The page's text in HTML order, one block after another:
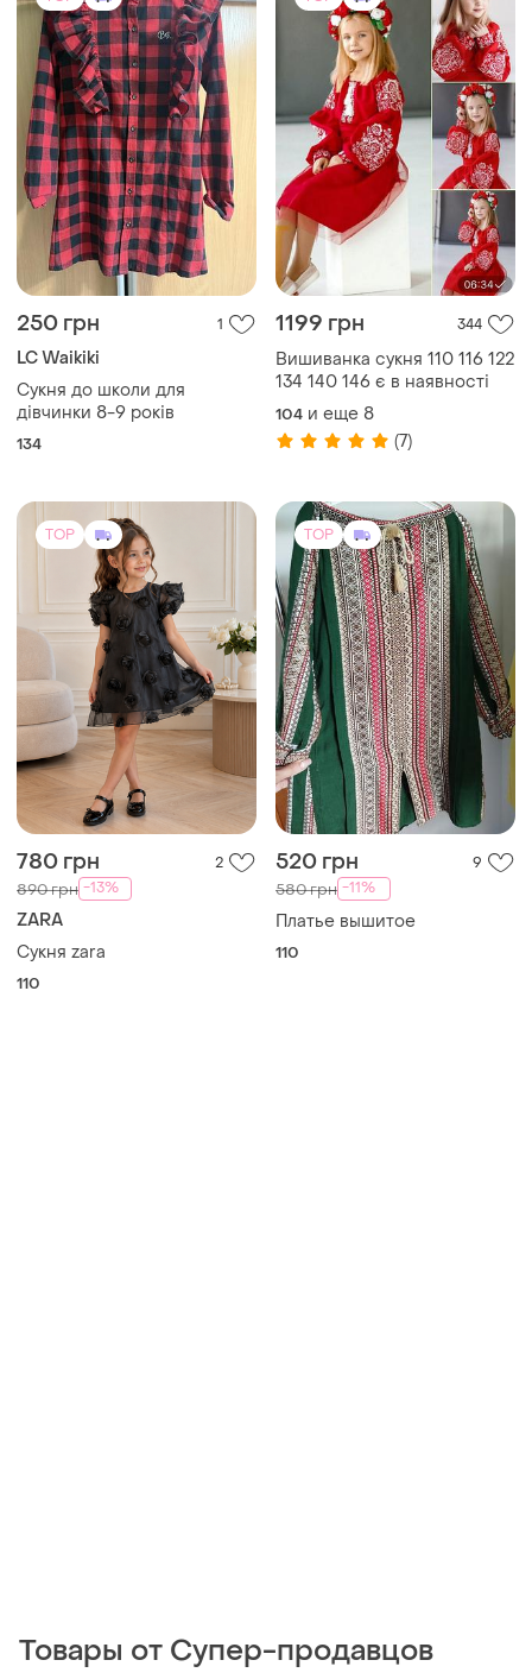
250 грн 1
LC Waikiki
Сукня до школи для
дівчинки 8-9 років
134
1199 грн 344
Вишиванка сукня 110 116 122
134 140 146 є в наявності
104 и еще 8
(7)
TOP
780 грн 2
890 грн -13%
ZARA
Сукня zara
110
TOP
520 грн 9
580 грн -11%
Платье вышитое
110
Товары от Супер-продавцов